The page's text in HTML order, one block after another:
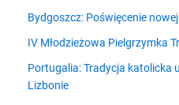
Bydgoszcz: Poświęcenie
IV Młodzieżowa Pielgrzymka
Portugalia: Tradycja katolicka
Lizbonie